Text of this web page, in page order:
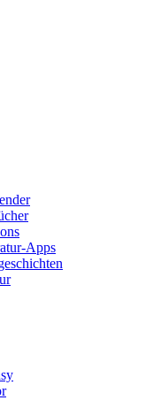
Apps